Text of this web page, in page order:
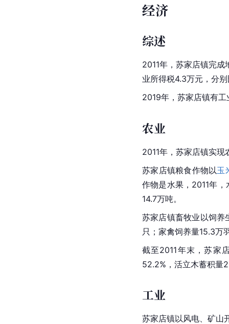
经济
综述
2011年，苏家店镇完
业所得税4.3万元，分
2019年，苏家店镇有
农业
2011年，苏家店镇实现
苏家店镇粮食作物以玉
作物是水果，2011年
14.7万吨。
苏家店镇畜牧业以饲养
只；家禽饲养量15.3万
截至2011年末，苏家
52.2%，活立木蓄积量
工业
苏家店镇以风电、矿山